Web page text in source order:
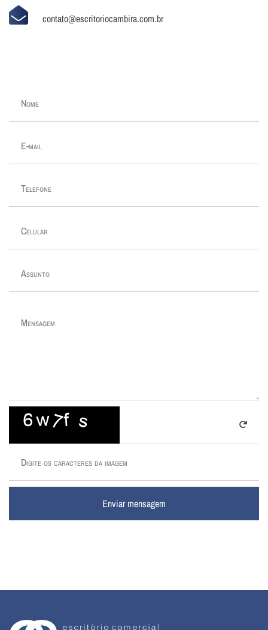
contato@escritoriocambira.com.br
Enviar mensagem